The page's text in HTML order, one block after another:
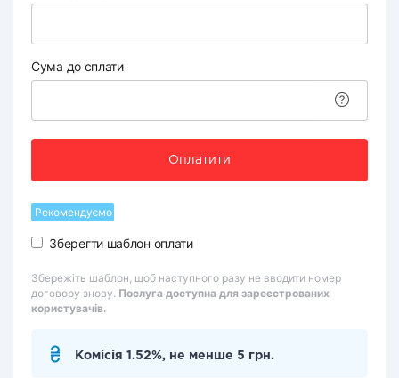
Сума до сплати
Оплатити
Рекомендуємо
Зберегти шаблон оплати
Збережіть шаблон, щоб наступного разу не вводити номер
договору знову. Послуга доступна для зареєстрованих
користувачів.
Комісія 1.52%, не менше 5 грн.